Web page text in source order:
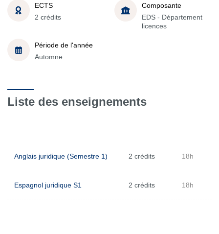
ECTS
2 crédits
Composante
EDS - Département
licences
Période de l'année
Automne
Liste des enseignements
Anglais juridique (Semestre 1) 2 crédits 18h
Espagnol juridique S1 2 crédits 18h